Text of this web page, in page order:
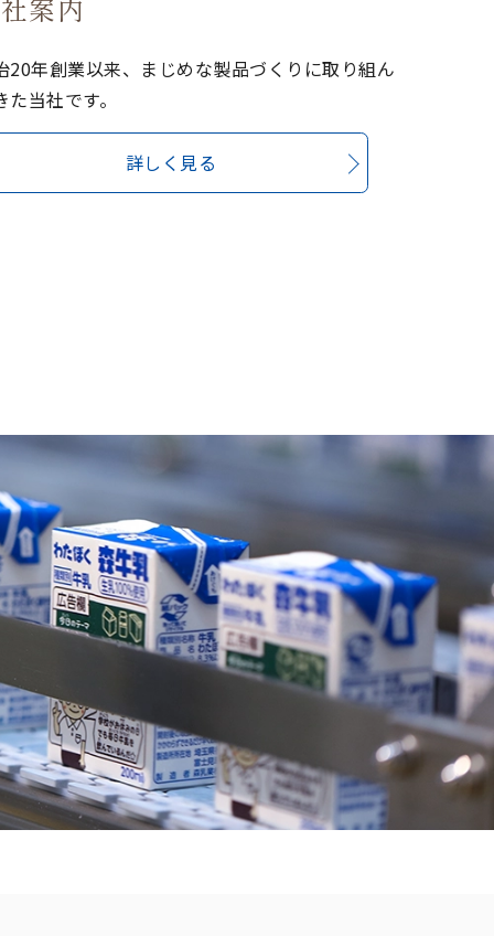
案内
20年創業以来、まじめな製品づくりに取り組ん
た当社です。
詳しく見る